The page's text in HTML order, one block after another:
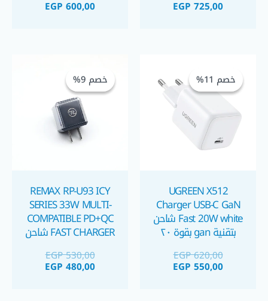
EGP 725,00 ٤٥ واط مع كابل شاحن
EGP 600,00
خصم 11%
خصم 11%
UGREEN X512
Charger USB-C GaN
Fast 20W white شاحن
بتقنية gan بقوة ٢٠
EGP620,00
هو:
EGP 620,00.
EGP 550,00
هو:
EGP 550,00.
خصم 9%
خصم 9%
REMAX RP-U93 ICY
SERIES 33W MULTI-
COMPATIBLE PD+QC
FAST CHARGER شاحن
EGP530,00
EGP 480,00